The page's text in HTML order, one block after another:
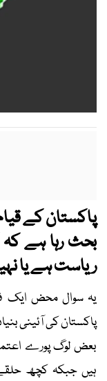
پاکستان کے
بحث رہا ہے کہ
ریاست ہے یا
یہ سوال محض ایک
پاکستان کی آئینی
بعض لوگ پورے
ہیں جبکہ کچھ